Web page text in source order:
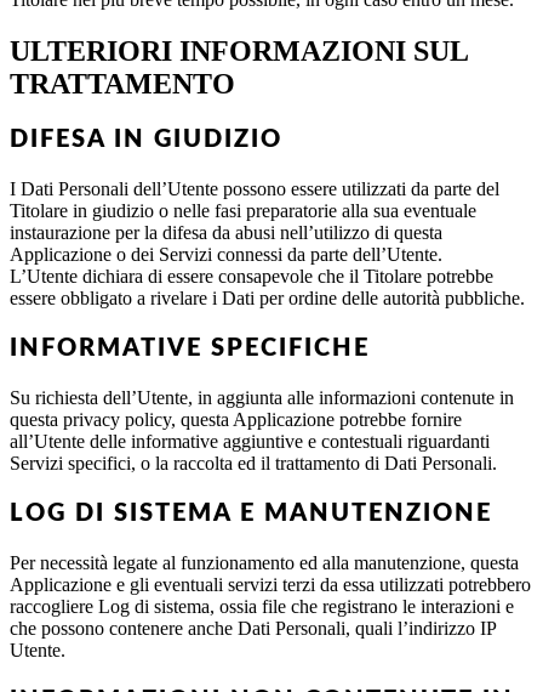
ULTERIORI INFORMAZIONI SUL
TRATTAMENTO
DIFESA IN GIUDIZIO
I Dati Personali dell’Utente possono essere utilizzati da parte del
Titolare in giudizio o nelle fasi preparatorie alla sua eventuale
instaurazione per la difesa da abusi nell’utilizzo di questa
Applicazione o dei Servizi connessi da parte dell’Utente.
L’Utente dichiara di essere consapevole che il Titolare potrebbe
essere obbligato a rivelare i Dati per ordine delle autorità pubbliche.
INFORMATIVE SPECIFICHE
Su richiesta dell’Utente, in aggiunta alle informazioni contenute in
questa privacy policy, questa Applicazione potrebbe fornire
all’Utente delle informative aggiuntive e contestuali riguardanti
Servizi specifici, o la raccolta ed il trattamento di Dati Personali.
LOG DI SISTEMA E MANUTENZIONE
Per necessità legate al funzionamento ed alla manutenzione, questa
Applicazione e gli eventuali servizi terzi da essa utilizzati potrebbero
raccogliere Log di sistema, ossia file che registrano le interazioni e
che possono contenere anche Dati Personali, quali l’indirizzo IP
Utente.